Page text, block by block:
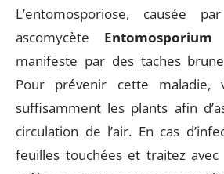
L’entomosporiose, causée
ascomycète Entomosporium
manifeste par des taches
Pour prévenir cette maladie,
suffisamment les plants afin
circulation de l’air. En cas
feuilles touchées et traitez